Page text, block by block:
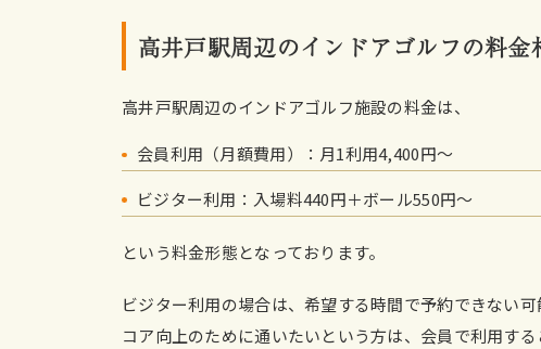
高井戸駅周辺のインドアゴルフの料金
高井戸駅周辺のインドアゴルフ施設の料金は、
会員利用（月額費用）：月1利用4,400円〜
ビジター利用：入場料440円＋ボール550円〜
という料金形態となっております。
ビジター利用の場合は、希望する時間で予約できない
コア向上のために通いたいという方は、会員で利用する